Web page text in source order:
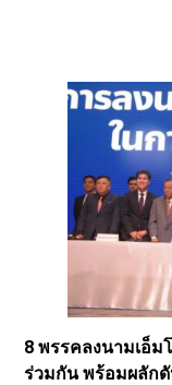
8 พรรคลงนามเอ็ม
ร่วมกัน พร้อมผลักดั